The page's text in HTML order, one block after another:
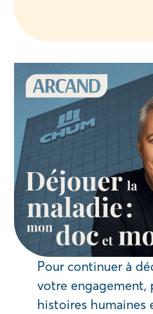
Pour continuer à
votre engagement,
histoires humaines